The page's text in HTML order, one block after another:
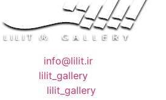
info@lilit.ir
lilit_gallery
lilit_gallery